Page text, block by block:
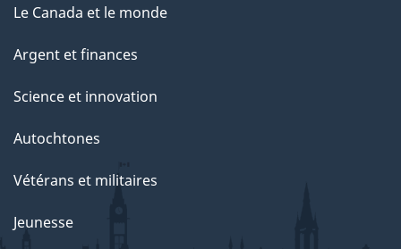
Le Canada et le monde
Argent et finances
Science et innovation
Autochtones
Vétérans et militaires
Jeunesse